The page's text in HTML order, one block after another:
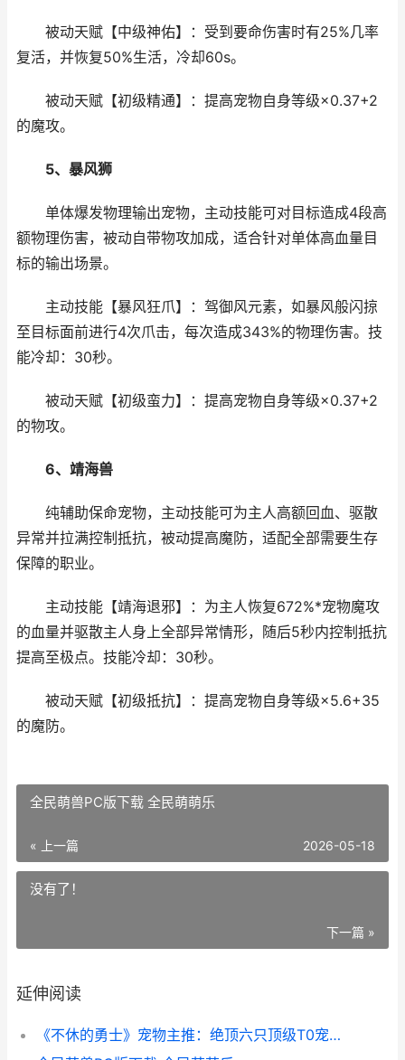
被动天赋【中级神佑】：受到要命伤害时有25%几率
复活，并恢复50%生活，冷却60s。
被动天赋【初级精通】：提高宠物自身等级×0.37+2
的魔攻。
5、暴风狮
单体爆发物理输出宠物，主动技能可对目标造成4段高
额物理伤害，被动自带物攻加成，适合针对单体高血量目
标的输出场景。
主动技能【暴风狂爪】：驾御风元素，如暴风般闪掠
至目标面前进行4次爪击，每次造成343%的物理伤害。技
能冷却：30秒。
被动天赋【初级蛮力】：提高宠物自身等级×0.37+2
的物攻。
6、靖海兽
纯辅助保命宠物，主动技能可为主人高额回血、驱散
异常并拉满控制抵抗，被动提高魔防，适配全部需要生存
保障的职业。
主动技能【靖海退邪】：为主人恢复672%*宠物魔攻
的血量并驱散主人身上全部异常情形，随后5秒内控制抵抗
提高至极点。技能冷却：30秒。
被动天赋【初级抵抗】：提高宠物自身等级×5.6+35
的魔防。
全民萌兽PC版下载 全民萌萌乐
« 上一篇 2026-05-18
没有了！
下一篇 »
延伸阅读
《不休的勇士》宠物主推：绝顶六只顶级T0宠物主推 不休骑士游戏